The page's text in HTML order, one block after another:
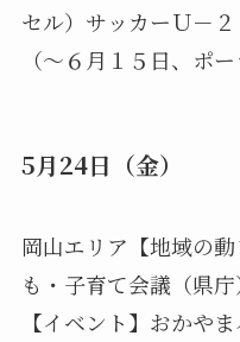
セル）サッカーＵ－
（～６月１５日、ポー
5月24日（金）
岡山エリア【地域の
も・子育て会議（県
【イベント】おかや